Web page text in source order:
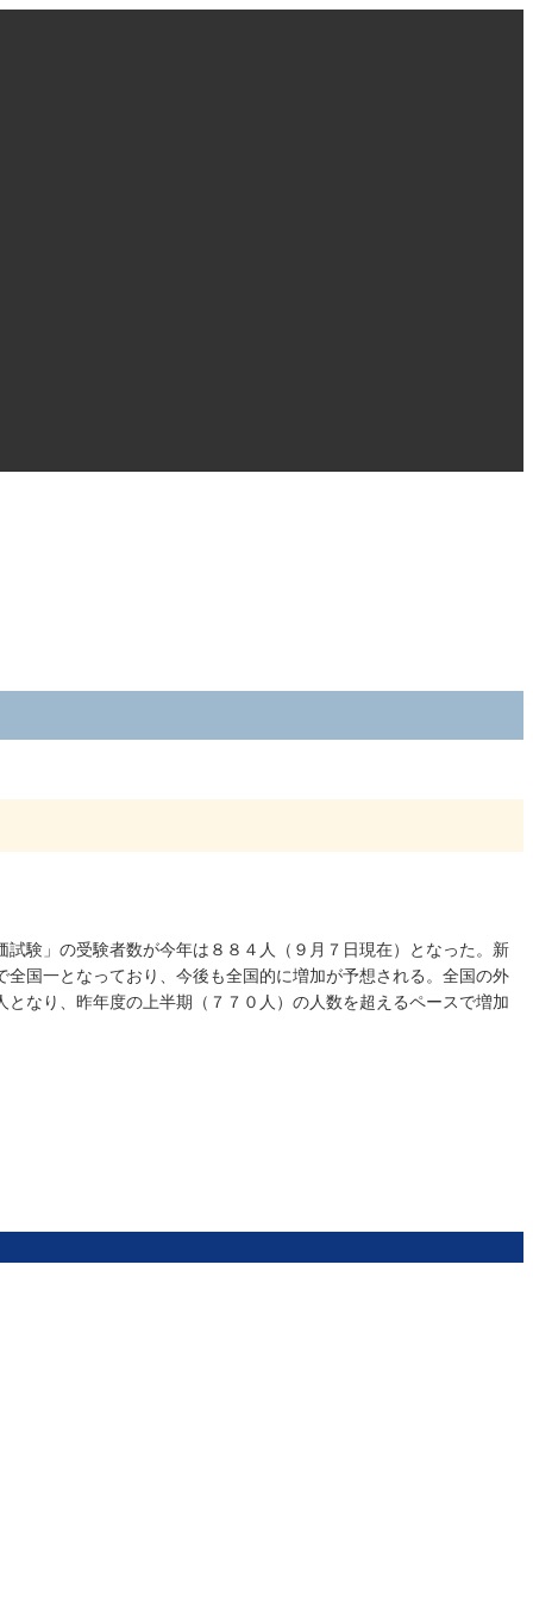
験」の受験者数が今年は８８４人（９月７日現在）となった。新
国一となっており、今後も全国的に増加が予想される。全国の外
なり、昨年度の上半期（７７０人）の人数を超えるペースで増加